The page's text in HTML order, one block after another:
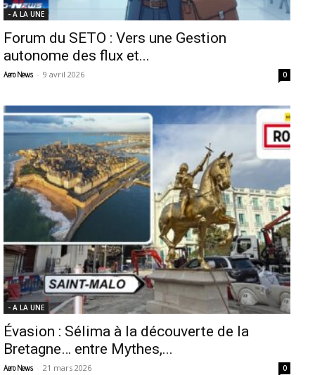
- A LA UNE
Forum du SETO : Vers une Gestion
autonome des flux et...
Aero News - 9 avril 2026 0
- A LA UNE
Évasion : Sélima à la découverte de la
Bretagne… entre Mythes,...
Aero News - 21 mars 2026 0